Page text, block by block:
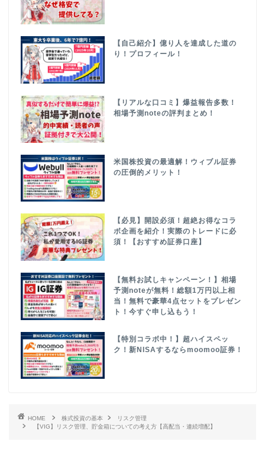
【自己紹介】億り人を達成した道の
り！プロフィール！
【リアルな口コミ】爆益報告多数！
相場予測noteの評判まとめ！
米国株投資の最適解！ウィブル証券
の圧倒的メリット！
【必見】開設必須！超絶お得なコラ
ボ企画を紹介！実際のトレードに必
須！【おすすめ証券口座】
【無料お試しキャンペーン！】相場
予測noteが無料！総額1万円以上相
当！無料で豪華4点セットをプレゼン
ト！今すぐ申し込もう！
【特別コラボ中！】超ハイスペッ
ク！新NISAするならmoomoo証券！
HOME 株式投資の基本
リスク管理
【VIG】リスク管理、貯金箱についての考え方【高配当・連続増配】